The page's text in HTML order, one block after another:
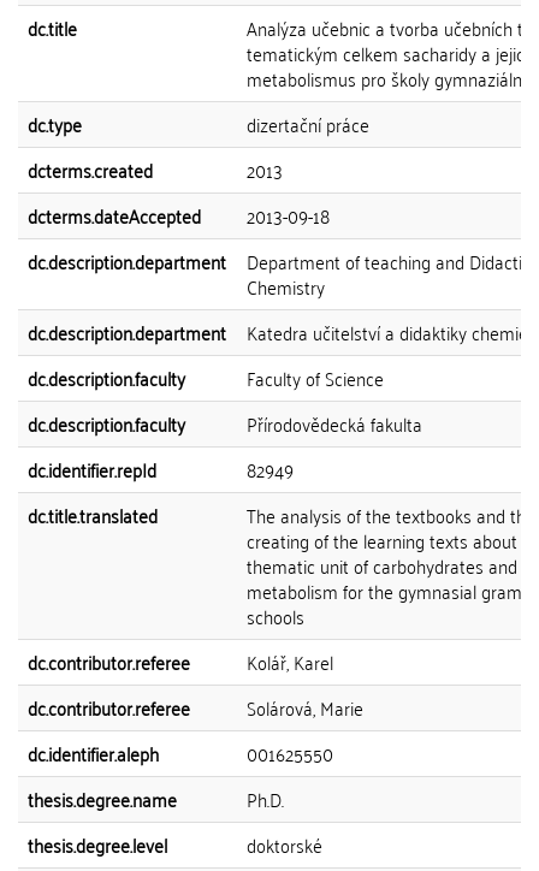
dc.title
Analýza učebnic a tvorba učebních
tematickým celkem sacharidy a jejich
metabolismus pro školy
dc.type
dizertační práce
dcterms.created
2013
dcterms.dateAccepted
2013-09-18
dc.description.department
Department of teaching and
Chemistry
dc.description.department
Katedra učitelství a didaktiky chemie
dc.description.faculty
Faculty of Science
dc.description.faculty
Přírodovědecká fakulta
dc.identifier.repId
82949
dc.title.translated
The analysis of the textbooks and the
creating of the learning texts about
thematic unit of carbohydrates and
metabolism for the gymnasial
schools
dc.contributor.referee
Kolář, Karel
dc.contributor.referee
Solárová, Marie
dc.identifier.aleph
001625550
thesis.degree.name
Ph.D.
thesis.degree.level
doktorské